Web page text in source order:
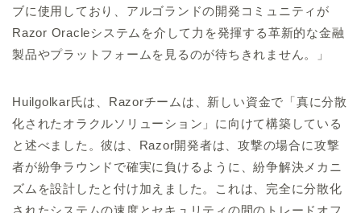
ブに使用しており、アルゴランドの開発コミュニティが
Razor Oracleシステムを介して力を発揮する革新的な金融
製品やプラットフォームを見るのが待ちきれません。」
Huilgolkar氏は、Razorチームは、新しい資金で「真に分散
化されたオラクルソリューション」に向けて構築している
と述べました。彼は、Razor開発者は、攻撃の場合に攻撃
者が紛争ラウンドで確実に負けるように、紛争解決メカニ
ズムを設計したと付け加えました。これは、完全に分散化
されたシステムの速度とセキュリティの間のトレードオフ